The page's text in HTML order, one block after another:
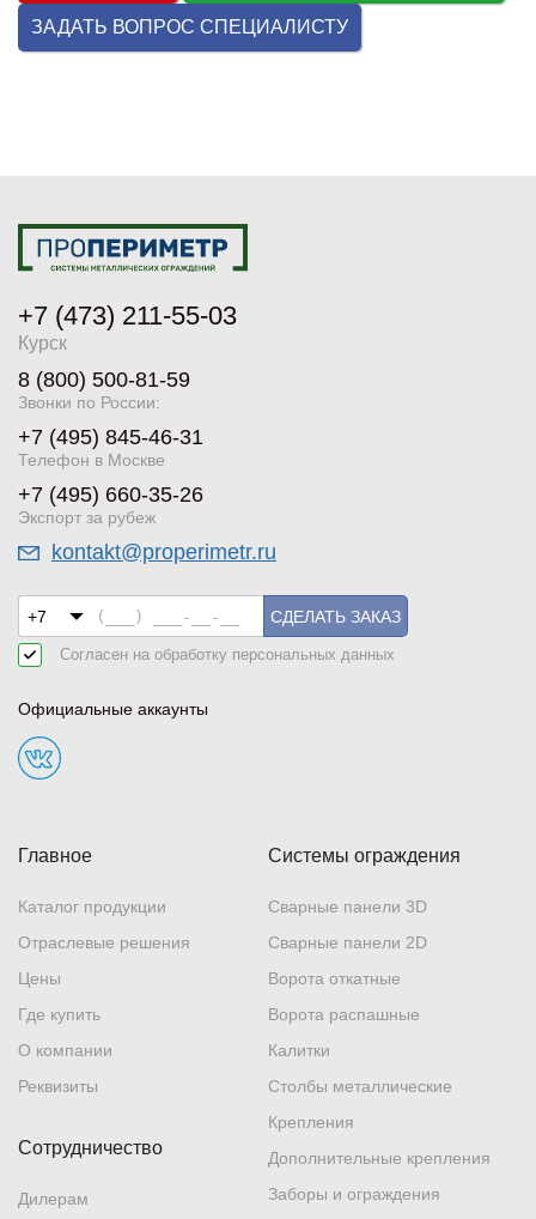
ЗАДАТЬ ВОПРОС СПЕЦИАЛИСТУ
Главное
Каталог продукции
Отраслевые решения
Цены
Где купить
О компании
Реквизиты
Системы ограждения
Сварные панели 3D
Сварные панели 2D
Ворота откатные
Ворота распашные
Калитки
Столбы металлические
Крепления
Дополнительные крепления
Заборы и ограждения
Сотрудничество
Дилерам
+7 (473) 211-55-03
Курск
8 (800) 500-81-59
Звонки по России:
+7 (495) 845-46-31
Телефон в Москве
+7 (495) 660-35-26
Экспорт за рубеж
kontakt@properimetr.ru
СДЕЛАТЬ ЗАКАЗ
Согласен на обработку персональных данных
Официальные аккаунты